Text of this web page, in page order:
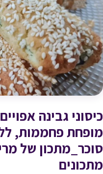
כיסוני גבינה
מופחת פחממות,
סוכר_מתכון של
מתכונים